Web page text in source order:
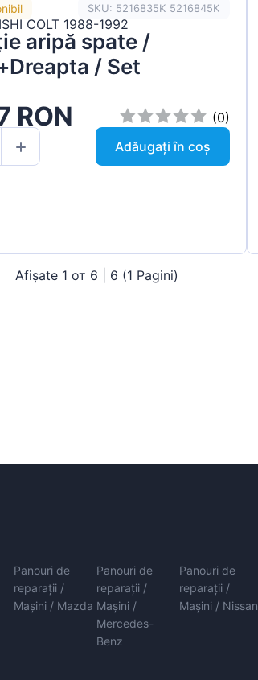
SKU: 5216835K 5216845K
COLT 1988-1992
aripă spate /
/ Set
RON
(0)
Adăugați în coș
Afișate 1 от 6 | 6 (1 Pagini)
Panouri de
reparații /
Mașini / Mazda
Panouri de
reparații /
Mașini /
Mercedes-
Benz
Panouri de
reparații /
Mașini / Nissan